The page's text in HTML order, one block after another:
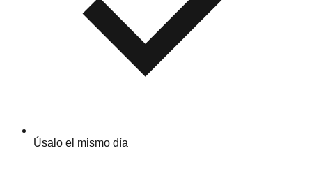
Úsalo el mismo día